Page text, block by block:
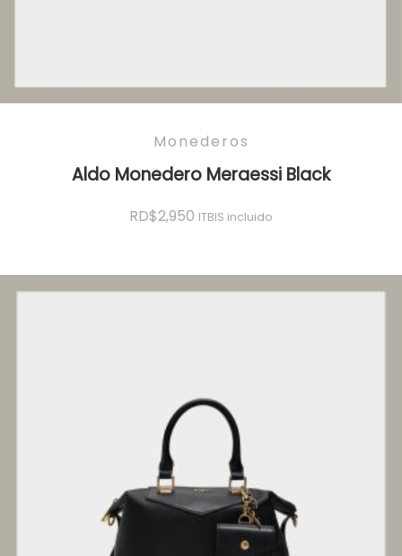
Monederos
Aldo Monedero Meraessi Black
RD$2,950 ITBIS incluido